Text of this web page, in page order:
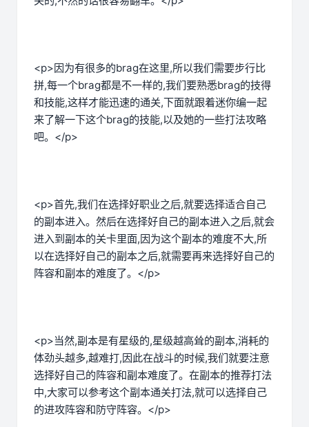
<p>因为有很多的brag在这里,所以我们需要步行比
拼,每一个brag都是不一样的,我们要熟悉brag的技得
和技能,这样才能迅速的通关,下面就跟着迷你编一起
来了解一下这个brag的技能,以及她的一些打法攻略
吧。</p>
<p>首先,我们在选择好职业之后,就要选择适合自己
的副本进入。然后在选择好自己的副本进入之后,就会
进入到副本的关卡里面,因为这个副本的难度不大,所
以在选择好自己的副本之后,就需要再来选择好自己的
阵容和副本的难度了。</p>
<p>当然,副本是有星级的,星级越高耸的副本,消耗的
体劲头越多,越难打,因此在战斗的时候,我们就要注意
选择好自己的阵容和副本难度了。在副本的推荐打法
中,大家可以参考这个副本通关打法,就可以选择自己
的进攻阵容和防守阵容。</p>